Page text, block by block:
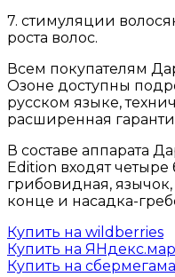
7. стимуляции
роста волос.
Всем покупателям
Озоне доступны
русском языке,
расширенная
В составе аппарата
Edition входят
грибовидная,
конце и насадка-
Купить на wildberries
Купить на
Купить на